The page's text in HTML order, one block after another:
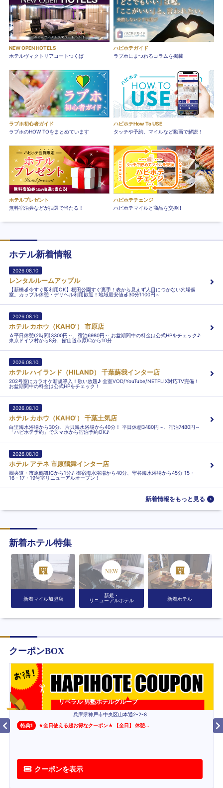
NEW OPEN HOTELS
ホテルヴィクトリアコートつくば
ハピホテガイド
ラブホにまつわるコラムを掲載
ラブホ初心者ガイド
ラブホのHOW TOをまとめています
ハピホテHow To USE
タッチや予約、マイルなど動画で解説！
ホテルプレゼント
無料宿泊券などが抽選で当たる！
ハピホテチェンジ
ハピホテマイルと商品を交換!!
ホテル新着情報
2026.08.10
レンタルルームアップル
【新橋🍎今すぐ即利用OK】桜田公園すぐ裏手！表から見えず人目につかない穴場個
室。カップル休憩・デリヘル利用歓迎！地域最安値🍎30分1100円～
2026.08.10
ホテル カホウ（KAHO'） 市原店
☆平日休憩(2時間)3300円～、宿泊6980円～ お盆期間中の料金は公式HPをチェック♪
東京ドイツ村から8分、館山道市原ICから10分
2026.08.10
ホテル ハイランド（HILAND） 千葉蘇我インター店
202号室にカラオケ新規導入！歌い放題♪ 全室VOD/YouTube/NETFLIX対応TV完備！
お盆期間中の料金は公式HPをチェック！
2026.08.10
ホテル カホウ（KAHO'） 千葉土気店
白里海水浴場から30分、片貝海水浴場から40分！ 平日休憩3480円～、宿泊7480円～
「ハピホテ予約」でスマホから宿泊予約OK♪
2026.08.10
ホテル アテネ 市原鶴舞インター店
圏央道・市原鶴舞ICから1分♪ 御宿海水浴場から40分、守谷海水浴場から45分 15・
16・17・19号室リニューアルオープン！
新着情報をもっと見る
新着ホテル特集
新着マイル加盟店
新規・
リニューアルホテル
新着ホテル
クーポンBOX
リベラル 男塾ホテルグループ
兵庫県神戸市中央区山本通2-2-8
特典1 ★全日使える超お得なクーポン★ 【全日】 休憩...
クーポンを表示